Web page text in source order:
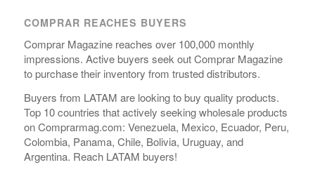
COMPRAR REACHES BUYERS
Comprar Magazine reaches over 100,000 monthly
impressions. Active buyers seek out Comprar Magazine
to purchase their inventory from trusted distributors.
Buyers from LATAM are looking to buy quality products.
Top 10 countries that actively seeking wholesale products
on Comprarmag.com: Venezuela, Mexico, Ecuador, Peru,
Colombia, Panama, Chile, Bolivia, Uruguay, and
Argentina. Reach LATAM buyers!